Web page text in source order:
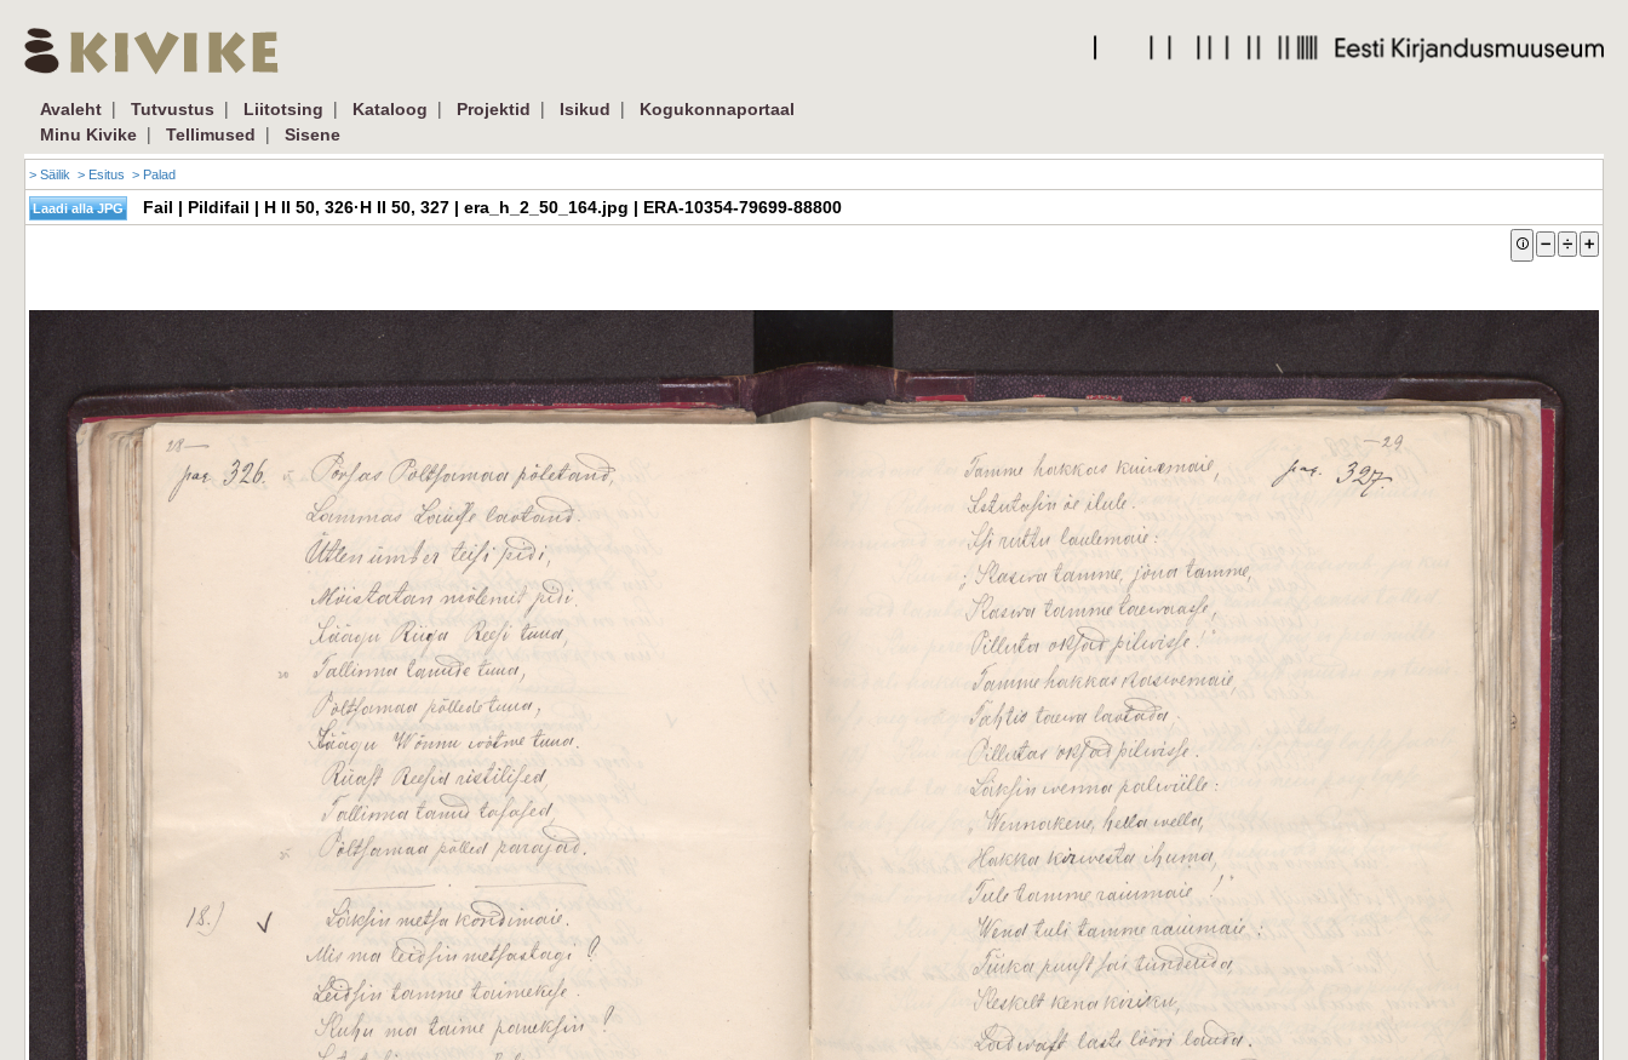
Avaleht | Tutvustus | Liitotsing | Kataloog | Projektid | Isikud |
Kogukonnaportaal
Minu Kivike | Tellimused | Sisene
> Säilik > Esitus > Palad
Fail | Pildifail | H II 50, 326·H II 50, 327 | era_h_2_50_164.jpg | ERA-10354-79699-88800